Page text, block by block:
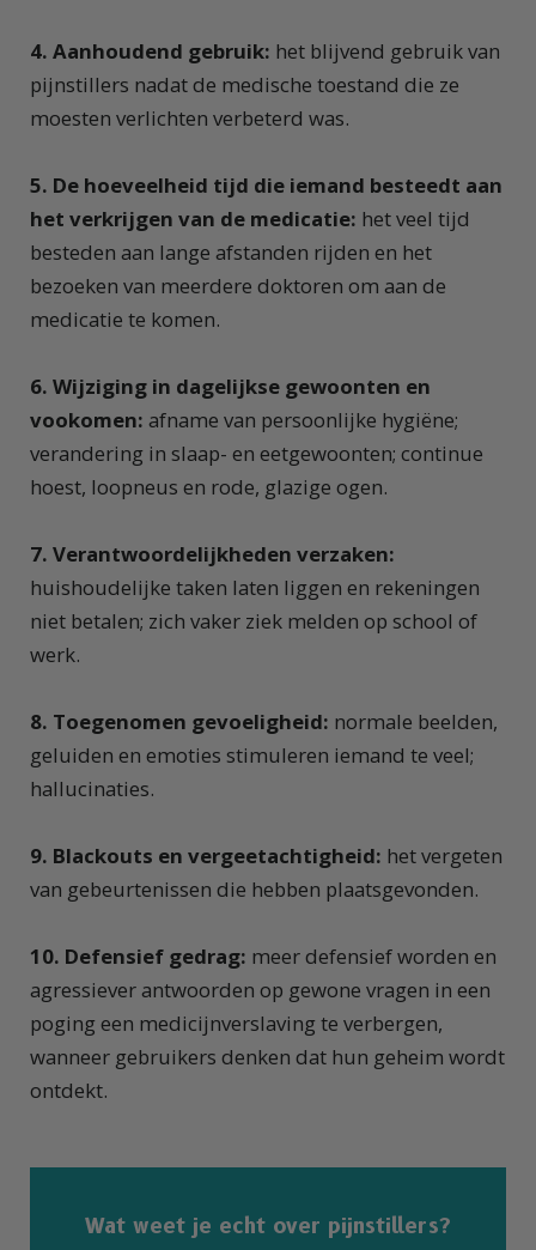
4. Aanhoudend gebruik: het blijvend gebruik van
pijnstillers nadat de medische toestand die ze
moesten verlichten verbeterd was.
5. De hoeveelheid tijd die iemand besteedt aan
het verkrijgen van de medicatie: het veel tijd
besteden aan lange afstanden rijden en het
bezoeken van meerdere doktoren om aan de
medicatie te komen.
6. Wijziging in dagelijkse gewoonten en
vookomen: afname van persoonlijke hygiëne;
verandering in slaap- en eetgewoonten; continue
hoest, loopneus en rode, glazige ogen.
7. Verantwoordelijkheden verzaken:
huishoudelijke taken laten liggen en rekeningen
niet betalen; zich vaker ziek melden op school of
werk.
8. Toegenomen gevoeligheid: normale beelden,
geluiden en emoties stimuleren iemand te veel;
hallucinaties.
9. Blackouts en vergeetachtigheid: het vergeten
van gebeurtenissen die hebben plaatsgevonden.
10. Defensief gedrag: meer defensief worden en
agressiever antwoorden op gewone vragen in een
poging een medicijnverslaving te verbergen,
wanneer gebruikers denken dat hun geheim wordt
ontdekt.
Wat weet je echt over pijnstillers?